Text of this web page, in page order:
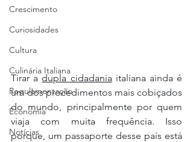
Crescimento
Curiosidades
Cultura
Culinária Italiana
Regulamentação
Economia
Notícias
Tirar a dupla cidadania italiana ainda é
um dos procedimentos mais cobiçados
do mundo, principalmente por quem
viaja com muita frequência. Isso
porque, um passaporte desse país está